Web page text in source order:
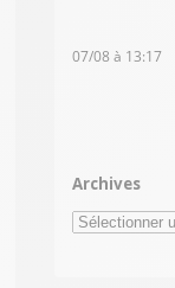
07/08 à 13:17
Archives
Archives